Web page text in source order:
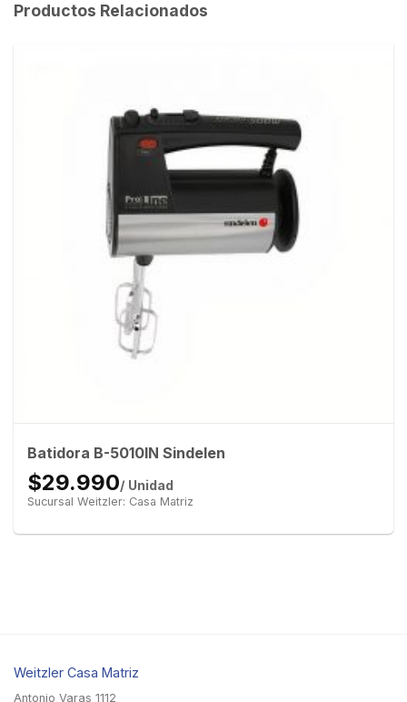
Productos Relacionados
Batidora B-5010IN Sindelen
$29.990/ Unidad
Sucursal Weitzler: Casa Matriz
Weitzler Casa Matriz
Antonio Varas 1112